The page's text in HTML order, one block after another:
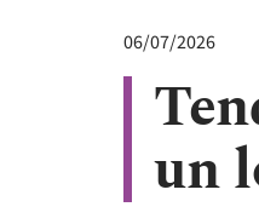
06/07/2026
un